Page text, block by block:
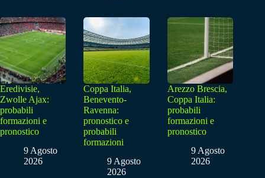
Eredivisie,
Zwolle Ajax:
probabili
formazioni e
pronostico
9 Agosto
2026
Coppa Italia,
Benevento-
Ravenna:
pronostico e
probabili
formazioni
9 Agosto
2026
Arezzo Brescia,
Coppa Italia:
probabili
formazioni e
pronostico
9 Agosto
2026